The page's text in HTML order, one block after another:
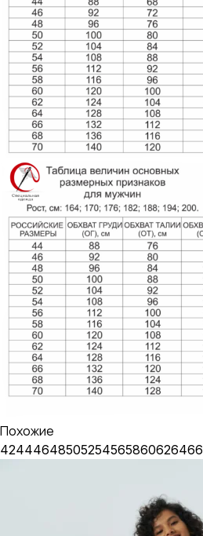
Похожие
42444648505254565860626466